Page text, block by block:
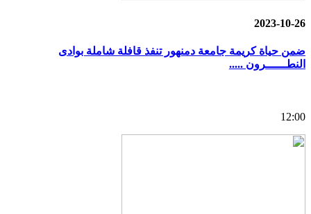
2023-10-26
ضمن حياة كريمة جامعة دمنهور تنفذ قافلة شاملة بوادى
النطــــــرون .....
12:00